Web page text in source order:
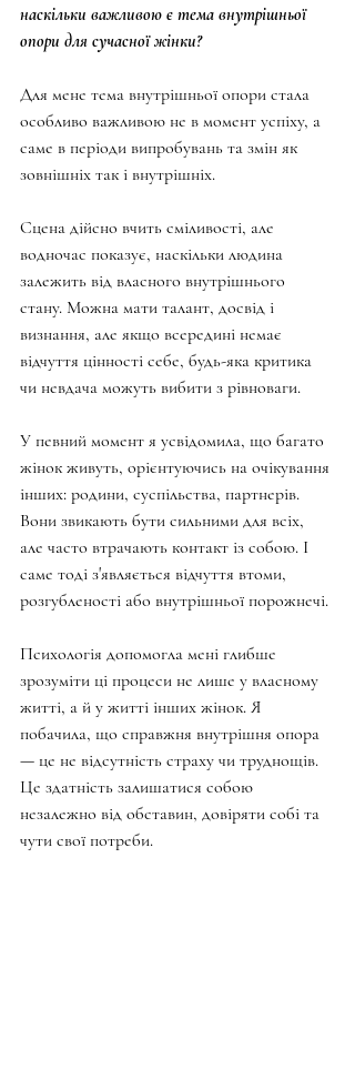
наскільки важливою є тема внутрішньої
опори для сучасної жінки?
Для мене тема внутрішньої опори стала
особливо важливою не в момент успіху, а
саме в періоди випробувань та змін як
зовнішніх так і внутрішніх.
Сцена дійсно вчить сміливості, але
водночас показує, наскільки людина
залежить від власного внутрішнього
стану. Можна мати талант, досвід і
визнання, але якщо всередині немає
відчуття цінності себе, будь-яка критика
чи невдача можуть вибити з рівноваги.
У певний момент я усвідомила, що багато
жінок живуть, орієнтуючись на очікування
інших: родини, суспільства, партнерів.
Вони звикають бути сильними для всіх,
але часто втрачають контакт із собою. І
саме тоді з'являється відчуття втоми,
розгубленості або внутрішньої порожнечі.
Психологія допомогла мені глибше
зрозуміти ці процеси не лише у власному
житті, а й у житті інших жінок. Я
побачила, що справжня внутрішня опора
— це не відсутність страху чи труднощів.
Це здатність залишатися собою
незалежно від обставин, довіряти собі та
чути свої потреби.